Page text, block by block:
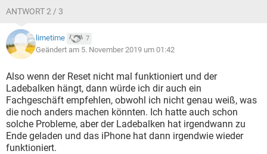
ANTWORT 2 / 3
limetime 7
Geändert am 5. November 2019 um 01:42
Also wenn der Reset nicht mal funktioniert und der
Ladebalken hängt, dann würde ich dir auch ein
Fachgeschäft empfehlen, obwohl ich nicht genau weiß, was
die noch anders machen könnten. Ich hatte auch schon
solche Probleme, aber der Ladebalken hat irgendwann zu
Ende geladen und das iPhone hat dann irgendwie wieder
funktioniert.